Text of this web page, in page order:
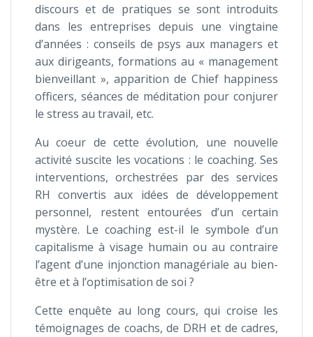
discours et de pratiques se sont introduits
dans les entreprises depuis une vingtaine
d’années : conseils de psys aux managers et
aux dirigeants, formations au « management
bienveillant », apparition de Chief happiness
officers, séances de méditation pour conjurer
le stress au travail, etc.
Au coeur de cette évolution, une nouvelle
activité suscite les vocations : le coaching. Ses
interventions, orchestrées par des services
RH convertis aux idées de développement
personnel, restent entourées d’un certain
mystère. Le coaching est-il le symbole d’un
capitalisme à visage humain ou au contraire
l’agent d’une injonction managériale au bien-
être et à l’optimisation de soi ?
Cette enquête au long cours, qui croise les
témoignages de coachs, de DRH et de cadres,